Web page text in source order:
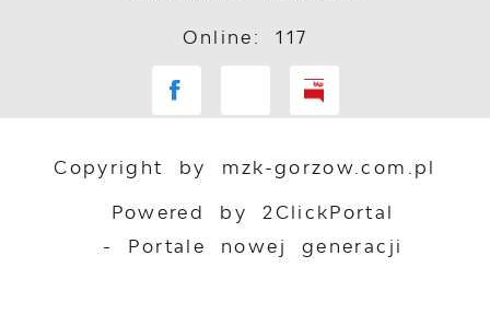
Online: 117
Copyright by mzk-gorzow.com.pl
Powered by2ClickPortal
- Portale nowej generacji